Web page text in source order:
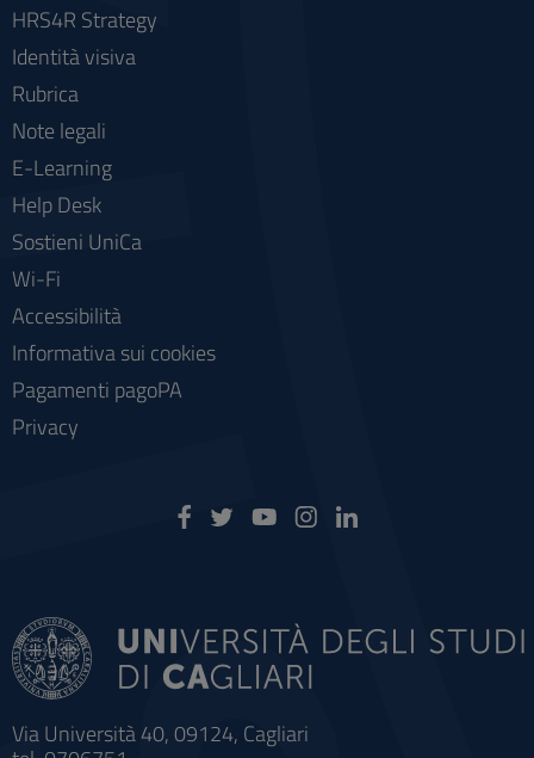
Via Università 40, 09124, Cagliari
HRS4R Strategy
Identità visiva
Rubrica
Note legali
E-Learning
Help Desk
Sostieni UniCa
Wi-Fi
Accessibilità
Informativa sui cookies
Pagamenti pagoPA
Privacy